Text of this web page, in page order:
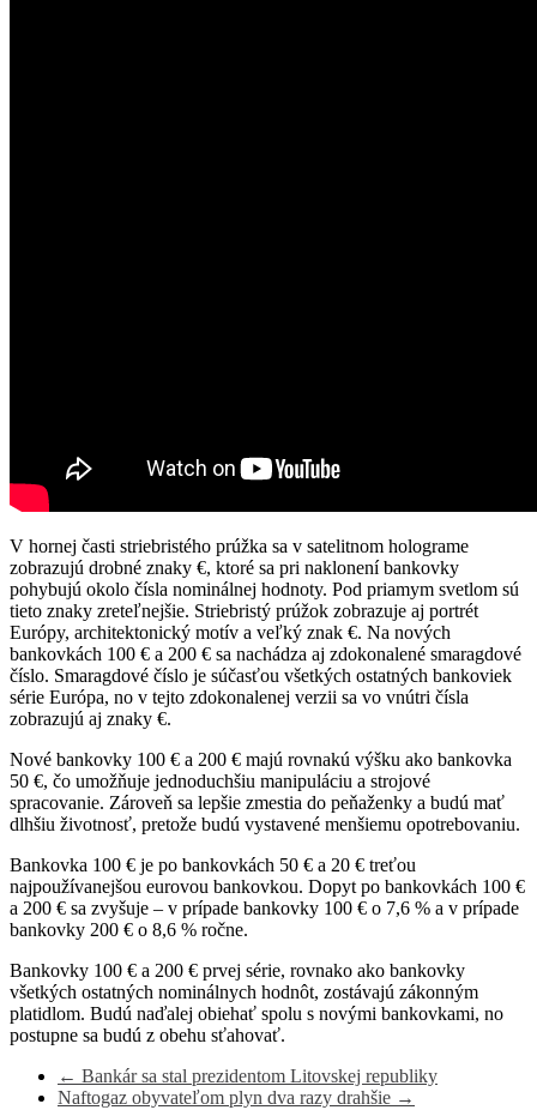
V hornej časti striebristého prúžka sa v satelitnom holograme
zobrazujú drobné znaky €, ktoré sa pri naklonení bankovky
pohybujú okolo čísla nominálnej hodnoty. Pod priamym svetlom sú
tieto znaky zreteľnejšie. Striebristý prúžok zobrazuje aj portrét
Európy, architektonický motív a veľký znak €. Na nových
bankovkách 100 € a 200 € sa nachádza aj zdokonalené smaragdové
číslo. Smaragdové číslo je súčasťou všetkých ostatných bankoviek
série Európa, no v tejto zdokonalenej verzii sa vo vnútri čísla
zobrazujú aj znaky €.
Nové bankovky 100 € a 200 € majú rovnakú výšku ako bankovka
50 €, čo umožňuje jednoduchšiu manipuláciu a strojové
spracovanie. Zároveň sa lepšie zmestia do peňaženky a budú mať
dlhšiu životnosť, pretože budú vystavené menšiemu opotrebovaniu.
Bankovka 100 € je po bankovkách 50 € a 20 € treťou
najpoužívanejšou eurovou bankovkou. Dopyt po bankovkách 100 €
a 200 € sa zvyšuje – v prípade bankovky 100 € o 7,6 % a v prípade
bankovky 200 € o 8,6 % ročne.
Bankovky 100 € a 200 € prvej série, rovnako ako bankovky
všetkých ostatných nominálnych hodnôt, zostávajú zákonným
platidlom. Budú naďalej obiehať spolu s novými bankovkami, no
postupne sa budú z obehu sťahovať.
← Bankár sa stal prezidentom Litovskej republiky
Naftogaz obyvateľom plyn dva razy drahšie →